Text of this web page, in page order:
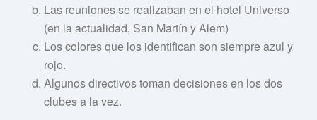
Las reuniones se realizaban en el hotel Universo
(en la actualidad, San Martín y Alem)
Los colores que los identifican son siempre azul y
rojo.
Algunos directivos toman decisiones en los dos
clubes a la vez.